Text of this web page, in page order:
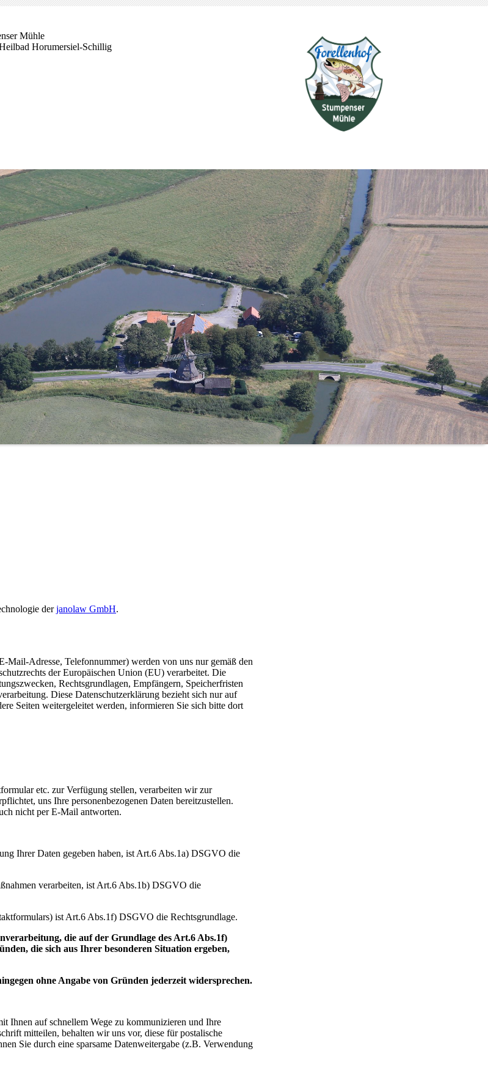
Mühle
Horumersiel-Schillig
derjanolaw GmbH.
Mail-Adresse, Telefonnummer) werden von uns nur gemäß den
der Europäischen Union (EU) verarbeitet. Die
Rechtsgrundlagen, Empfängern, Speicherfristen
Diese Datenschutzerklärung bezieht sich nur auf
Seiten weitergeleitet werden, informieren Sie sich bitte dort
etc. zur Verfügung stellen, verarbeiten wir zur
uns Ihre personenbezogenen Daten bereitzustellen.
nicht per E-Mail antworten.
Ihrer Daten gegeben haben, ist Art.6 Abs.1a) DSGVO die
verarbeiten, ist Art.6 Abs.1b) DSGVO die
ist Art.6 Abs.1f) DSGVO die Rechtsgrundlage.
die auf der Grundlage des Art.6 Abs.1f)
die sich aus Ihrer besonderen Situation ergeben,
ohne Angabe von Gründen jederzeit widersprechen.
Ihnen auf schnellem Wege zu kommunizieren und Ihre
mitteilen, behalten wir uns vor, diese für postalische
Sie durch eine sparsame Datenweitergabe (z.B. Verwendung